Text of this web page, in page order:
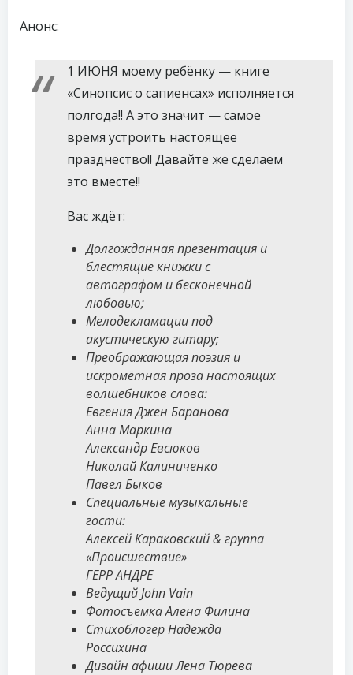
Анонс:
1 ИЮНЯ моему ребёнку — книге
«Синопсис о сапиенсах» исполняется
полгода!! А это значит — самое
время устроить настоящее
празднество!! Давайте же сделаем
это вместе!!
Вас ждёт:
Долгожданная презентация и
блестящие книжки с
автографом и бесконечной
любовью;
Мелодекламации под
акустическую гитару;
Преображающая поэзия и
искромётная проза настоящих
волшебников слова:
Евгения Джен Баранова
Анна Маркина
Александр Евсюков
Николай Калиниченко
Павел Быков
Специальные музыкальные
гости:
Алексей Караковский & группа
«Происшествие»
ГЕРР АНДРЕ
Ведущий John Vain
Фотосъемка Алена Филина
Стихоблогер Надежда
Россихина
Дизайн афиши Лена Тюрева